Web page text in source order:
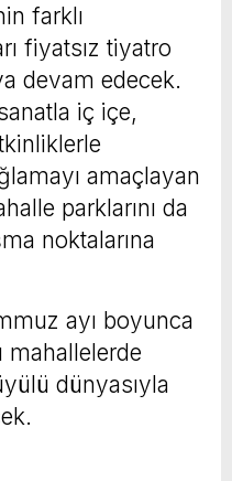
farklı
fiyatsız tiyatro
devam edecek.
iç içe,
amaçlayan
parklarını da
noktalarına
ayı boyunca
mahallelerde
dünyasıyla